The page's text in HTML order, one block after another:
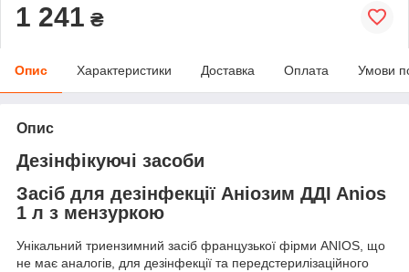
1 241 ₴
Опис Характеристики Доставка Оплата Умови
Опис
Дезінфікуючі засоби
Засіб для дезінфекції Аніозим ДДI Anios
1 л з мензуркою
Унікальний триензимний засіб французької фірми ANIOS, що
не має аналогів, для дезінфекції та передстерилізаційного